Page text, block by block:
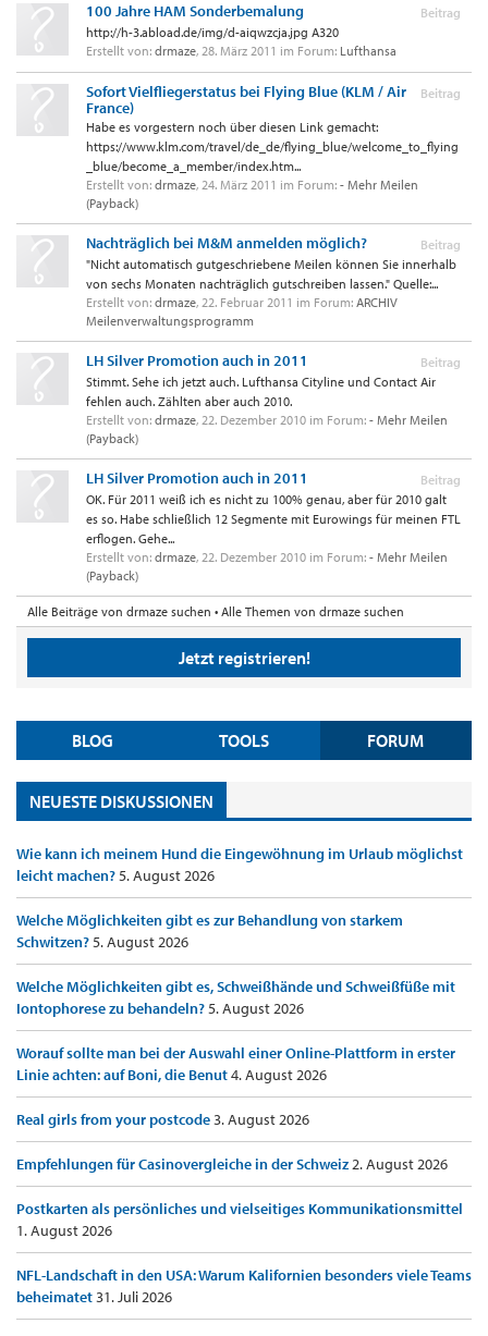
Beitrag
100 Jahre HAM Sonderbemalung
http://h-3.abload.de/img/d-aiqwzcja.jpg A320
Erstellt von: drmaze, 28. März 2011 im Forum: Lufthansa
Beitrag
Sofort Vielfliegerstatus bei Flying Blue (KLM / Air
France)
Habe es vorgestern noch über diesen Link gemacht:
https://www.klm.com/travel/de_de/flying_blue/welcome_to_flying
_blue/become_a_member/index.htm...
Erstellt von: drmaze, 24. März 2011 im Forum: - Mehr Meilen
(Payback)
Beitrag
Nachträglich bei M&M anmelden möglich?
"Nicht automatisch gutgeschriebene Meilen können Sie innerhalb
von sechs Monaten nachträglich gutschreiben lassen." Quelle:...
Erstellt von: drmaze, 22. Februar 2011 im Forum: ARCHIV
Meilenverwaltungsprogramm
Beitrag
LH Silver Promotion auch in 2011
Stimmt. Sehe ich jetzt auch. Lufthansa Cityline und Contact Air
fehlen auch. Zählten aber auch 2010.
Erstellt von: drmaze, 22. Dezember 2010 im Forum: - Mehr Meilen
(Payback)
Beitrag
LH Silver Promotion auch in 2011
OK. Für 2011 weiß ich es nicht zu 100% genau, aber für 2010 galt
es so. Habe schließlich 12 Segmente mit Eurowings für meinen FTL
erflogen. Gehe...
Erstellt von: drmaze, 22. Dezember 2010 im Forum: - Mehr Meilen
(Payback)
Alle Beiträge von drmaze suchen Alle Themen von drmaze suchen
Jetzt registrieren!
BLOG TOOLS FORUM
NEUESTE DISKUSSIONEN
Wie kann ich meinem Hund die Eingewöhnung im Urlaub möglichst
leicht machen?5. August 2026
Welche Möglichkeiten gibt es zur Behandlung von starkem
Schwitzen?5. August 2026
Welche Möglichkeiten gibt es, Schweißhände und Schweißfüße mit
Iontophorese zu behandeln?5. August 2026
Worauf sollte man bei der Auswahl einer Online-Plattform in erster
Linie achten: auf Boni, die Benut4. August 2026
Real girls from your postcode3. August 2026
Empfehlungen für Casinovergleiche in der Schweiz2. August 2026
Postkarten als persönliches und vielseitiges Kommunikationsmittel
1. August 2026
NFL-Landschaft in den USA: Warum Kalifornien besonders viele Teams
beheimatet31. Juli 2026